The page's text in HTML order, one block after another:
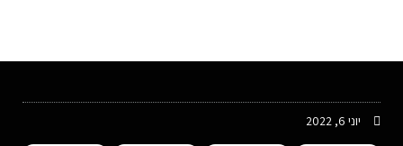
יוני 6, 2022